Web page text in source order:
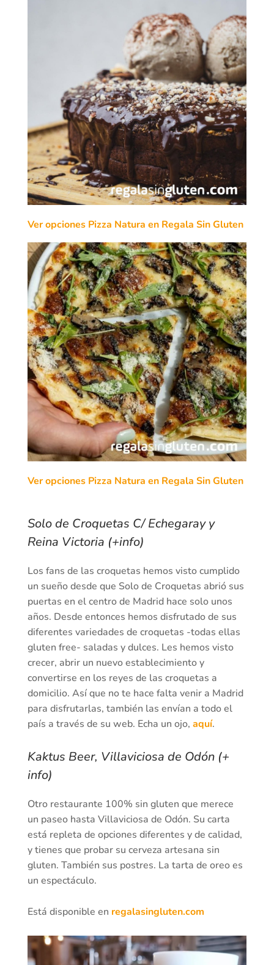
Ver opciones Pizza Natura en Regala Sin Gluten
Ver opciones Pizza Natura en Regala Sin Gluten
Solo de Croquetas C/ Echegaray y
Reina Victoria (+info)
Los fans de las croquetas hemos visto cumplido
un sueño desde que Solo de Croquetas abrió sus
puertas en el centro de Madrid hace solo unos
años. Desde entonces hemos disfrutado de sus
diferentes variedades de croquetas -todas ellas
gluten free- saladas y dulces. Les hemos visto
crecer, abrir un nuevo establecimiento y
convertirse en los reyes de las croquetas a
domicilio. Así que no te hace falta venir a Madrid
para disfrutarlas, también las envían a todo el
país a través de su web. Echa un ojo, aquí.
Kaktus Beer, Villaviciosa de Odón (+
info)
Otro restaurante 100% sin gluten que merece
un paseo hasta Villaviciosa de Odón. Su carta
está repleta de opciones diferentes y de calidad,
y tienes que probar su cerveza artesana sin
gluten. También sus postres. La tarta de oreo es
un espectáculo.
Está disponible en regalasingluten.com